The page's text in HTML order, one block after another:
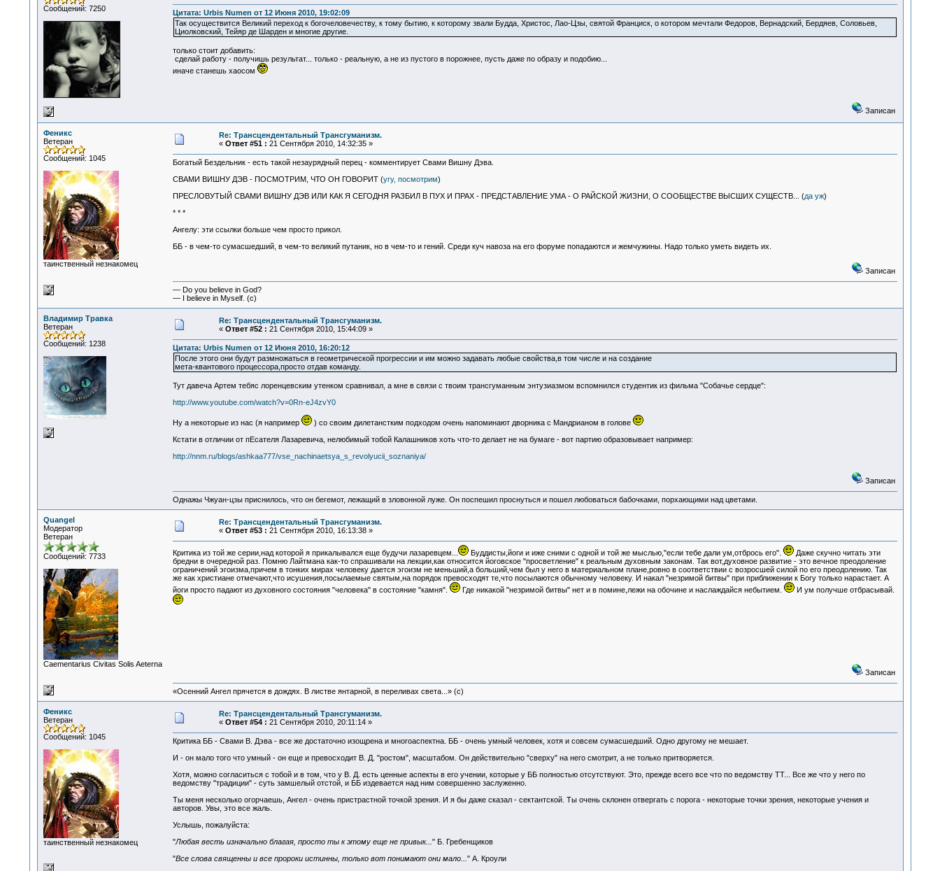
Сообщений: 7250
Цитата: Urbis Numen от 12 Июня 2010, 19:02:09
Так осуществится Великий переход к богочеловечеству, к тому бытию, к которому звали Будда, Христос, Лао-Цзы, святой Франциск, о котором мечтали Федоров, Вернадский, Бердяев, Соловьев,
Циолковский, Тейяр де Шарден и многие другие.
только стоит добавить:
сделай работу - получишь результат... только - реальную, а не из пустого в порожнее, пусть даже по образу и подобию...
иначе станешь хаосом
Записан
Феникс
Ветеран
Сообщений: 1045
таинственный незнакомец
Re: Трансцендентальный Трансгуманизм.
« Ответ #51 : 21 Сентября 2010, 14:32:35 »
Богатый Бездельник - есть такой незаурядный перец - комментирует Свами Вишну Дэва.
СВАМИ ВИШНУ ДЭВ - ПОСМОТРИМ, ЧТО ОН ГОВОРИТ (угу, посмотрим)
ПРЕСЛОВУТЫЙ СВАМИ ВИШНУ ДЭВ ИЛИ КАК Я СЕГОДНЯ РАЗБИЛ В ПУХ И ПРАХ - ПРЕДСТАВЛЕНИЕ УМА - О РАЙСКОЙ ЖИЗНИ, О СООБЩЕСТВЕ ВЫСШИХ СУЩЕСТВ... (да уж)
* * *
Ангелу: эти ссылки больше чем просто прикол.
ББ - в чем-то сумасшедший, в чем-то великий путаник, но в чем-то и гений. Среди куч навоза на его форуме попадаются и жемчужины. Надо только уметь видеть их.
Записан
— Do you believe in God?
— I believe in Myself. (c)
Владимир Травка
Ветеран
Сообщений: 1238
Re: Трансцендентальный Трансгуманизм.
« Ответ #52 : 21 Сентября 2010, 15:44:09 »
Цитата: Urbis Numen от 12 Июня 2010, 16:20:12
После этого они будут размножаться в геометрической прогрессии и им можно задавать любые свойства,в том числе и на создание
мета-квантового процессора,просто отдав команду.
Тут давеча Артем тебяс лоренцевским утенком сравнивал, а мне в связи с твоим трансгуманным энтузиазмом вспомнился студентик из фильма "Собачье сердце":
http://www.youtube.com/watch?v=0Rn-eJ4zvY0
Ну а некоторые из нас (я например
) со своим дилетанстким подходом очень напоминают дворника с Мандрианом в голове
Кстати в отличии от пЕсателя Лазаревича, нелюбимый тобой Калашников хоть что-то делает не на бумаге - вот партию образовывает например:
http://nnm.ru/blogs/ashkaa777/vse_nachinaetsya_s_revolyucii_soznaniya/
Записан
Однажы Чжуан-цзы приснилось, что он бегемот, лежащий в зловонной луже. Он поспешил проснуться и пошел любоваться бабочками, порхающими над цветами.
Quangel
Модератор
Ветеран
Сообщений: 7733
Сaementarius Civitas Solis Aeterna
Re: Трансцендентальный Трансгуманизм.
« Ответ #53 : 21 Сентября 2010, 16:13:38 »
Критика из той же серии,над которой я прикалывался еще будучи лазаревцем... Буддисты,йоги и иже сними с одной и той же мыслью,"если тебе дали ум,отбрось его".
Даже скучно читать эти
бредни в очередной раз. Помню Лайтмана как-то спрашивали на лекции,как относится йоговское "просветление" к реальным духовным законам. Так вот,духовное развитие - это вечное преодоление
ограничений эгоизма,причем в тонких мирах человеку дается эгоизм не меньший,а больший,чем был у него в материальном плане,ровно в соответствии с возросшей силой по его преодолению. Так
же как христиане отмечают,что исушения,посылаемые святым,на порядок превосходят те,что посылаются обычному человеку. И накал "незримой битвы" при приближении к Богу только нарастает. А
йоги просто падают из духовного состояния "человека" в состояние "камня".
Где никакой "незримой битвы" нет и в помине,лежи на обочине и наслаждайся небытием. И ум получше отбрасывай.
Записан
«Осенний Ангел прячется в дождях. В листве янтарной, в переливах света...» (c)
Феникс
Ветеран
Сообщений: 1045
таинственный незнакомец
Re: Трансцендентальный Трансгуманизм.
« Ответ #54 : 21 Сентября 2010, 20:11:14 »
Критика ББ - Свами В. Дэва - все же достаточно изощрена и многоаспектна. ББ - очень умный человек, хотя и совсем сумасшедший. Одно другому не мешает.
И - он мало того что умный - он еще и превосходит В. Д. "ростом", масштабом. Он действительно "сверху" на него смотрит, а не только притворяется.
Хотя, можно согласиться с тобой и в том, что у В. Д. есть ценные аспекты в его учении, которые у ББ полностью отсутствуют. Это, прежде всего все что по ведомству ТТ... Все же что у него по
ведомству "традиции" - суть замшелый отстой, и ББ издевается над ним совершенно заслуженно.
Ты меня несколько огорчаешь, Ангел - очень пристрастной точкой зрения. И я бы даже сказал - сектантской. Ты очень склонен отвергать с порога - некоторые точки зрения, некоторые учения и
авторов. Увы, это все жаль.
Услышь, пожалуйста:
"Любая весть изначально благая, просто ты к этому еще не привык... " Б. Гребенщиков
"Все слова священны и все пророки истинны, только вот понимают они мало... " А. Кроули